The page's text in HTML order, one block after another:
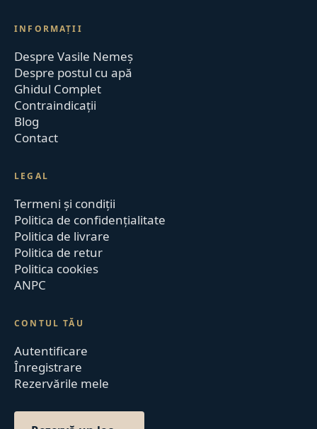
INFORMAȚII
Despre Vasile Nemeș
Despre postul cu apă
Ghidul Complet
Contraindicații
Blog
Contact
LEGAL
Termeni și condiții
Politica de confidențialitate
Politica de livrare
Politica de retur
Politica cookies
ANPC
CONTUL TĂU
Autentificare
Înregistrare
Rezervările mele